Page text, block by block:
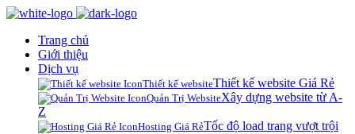
Trang chủ
Giới thiệu
Dịch vụ
Thiết kế websiteThiết kế website Giá Rẻ
Quản Trị WebsiteXây dựng website từ A-
Z
Hosting Giá RẻTốc độ load trang vượt trội